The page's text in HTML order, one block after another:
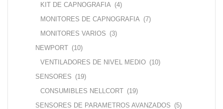
KIT DE CAPNOGRAFIA (4)
MONITORES DE CAPNOGRAFIA (7)
MONITORES VARIOS (3)
NEWPORT (10)
VENTILADORES DE NIVEL MEDIO (10)
SENSORES (19)
CONSUMIBLES NELLCORT (19)
SENSORES DE PARAMETROS AVANZADOS (5)